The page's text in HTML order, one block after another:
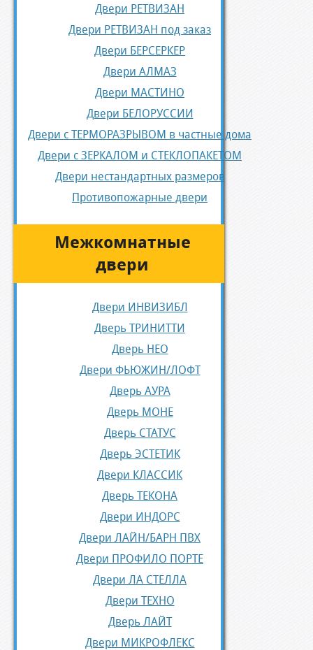
Двери РЕТВИЗАН
Двери РЕТВИЗАН под заказ
Двери БЕРСЕРКЕР
Двери АЛМАЗ
Двери МАСТИНО
Двери БЕЛОРУССИИ
Двери с ТЕРМОРАЗРЫВОМ в частные дома
Двери с ЗЕРКАЛОМ и СТЕКЛОПАКЕТОМ
Двери нестандартных размеров
Противопожарные двери
Межкомнатные
двери
Двери ИНВИЗИБЛ
Дверь ТРИНИТТИ
Дверь НЕО
Двери ФЬЮЖИН/ЛОФТ
Дверь АУРА
Дверь МОНЕ
Дверь СТАТУС
Дверь ЭСТЕТИК
Двери КЛАССИК
Дверь ТЕКОНА
Двери ИНДОРС
Двери ЛАЙН/БАРН ПВХ
Двери ПРОФИЛО ПОРТЕ
Двери ЛА СТЕЛЛА
Двери ТЕХНО
Дверь ЛАЙТ
Двери МИКРОФЛЕКС